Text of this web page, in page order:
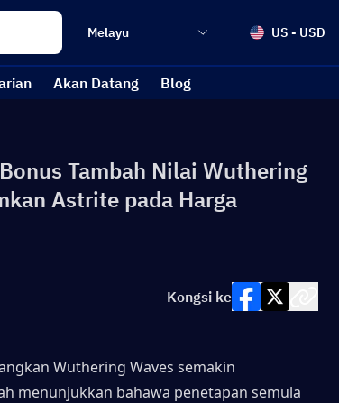
Melayu US - USD
Akan Datang Blog
Tambah Nilai Wuthering
Astrite pada Harga
Kongsi ke
Wuthering Waves semakin
menunjukkan bahawa penetapan semula